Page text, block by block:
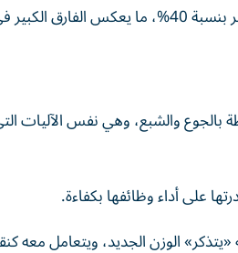
النتائج.
بالجوع والشبع، وهي نفس الآليات
على أداء وظائفها بكفاءة.
الوزن الجديد، ويتعامل معه